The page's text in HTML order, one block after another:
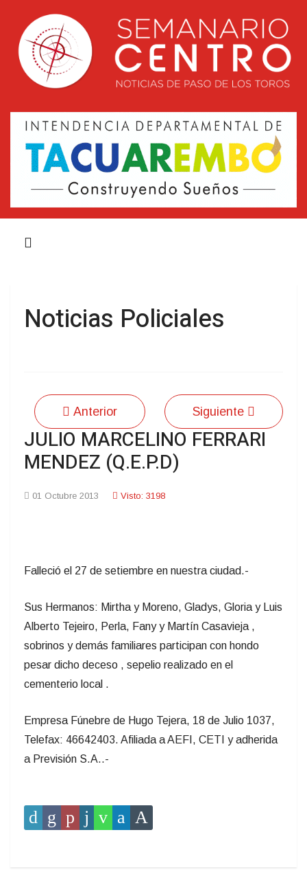
Noticias Policiales
Anterior Siguiente
JULIO MARCELINO FERRARI
MENDEZ (Q.E.P.D)
01 Octubre 2013 Visto: 3198
Falleció el 27 de setiembre en nuestra ciudad.-
Sus Hermanos: Mirtha y Moreno, Gladys, Gloria y Luis
Alberto Tejeiro, Perla, Fany y Martín Casavieja ,
sobrinos y demás familiares participan con hondo
pesar dicho deceso , sepelio realizado en el
cementerio local .
Empresa Fúnebre de Hugo Tejera, 18 de Julio 1037,
Telefax: 46642403. Afiliada a AEFI, CETI y adherida
a Previsión S.A..-